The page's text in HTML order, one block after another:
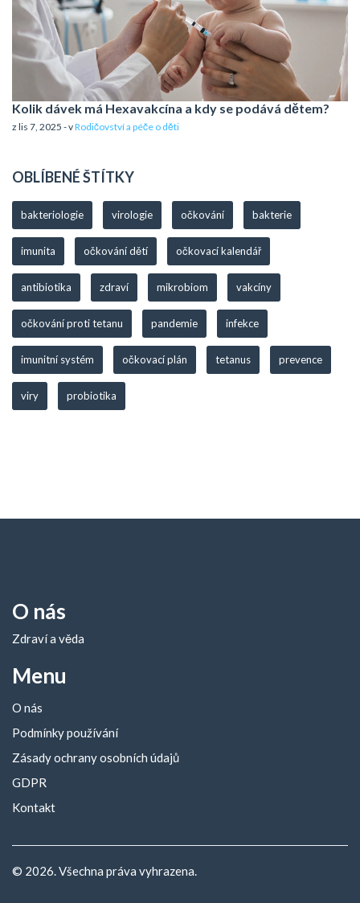
Kolik dávek má Hexavakcína a kdy se podává dětem?
z lis 7, 2025 - vRodičovství a péče o děti
OBLÍBENÉ ŠTÍTKY
bakteriologie virologie očkování bakterie
imunita očkování dětí očkovací kalendář
antibiotika zdraví mikrobiom vakcíny
očkování proti tetanu pandemie infekce
imunitní systém očkovací plán tetanus prevence
viry probiotika
O nás
Zdraví a věda
Menu
O nás
Podmínky používání
Zásady ochrany osobních údajů
GDPR
Kontakt
© 2026. Všechna práva vyhrazena.